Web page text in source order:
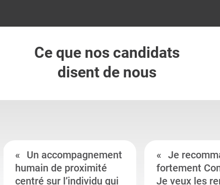
Ce que nos candidats
disent de nous
Un accompagnement
humain de proximité
centré sur l’individu qui
Je
fortement
Je veux les